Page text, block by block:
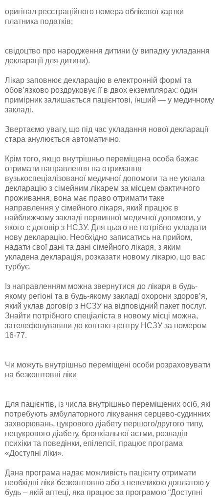
оригінал реєстраційного номера облікової картки
платника податків;
свідоцтво про народження дитини (у випадку укладання
декларації для дитини).
Лікар заповнює декларацію в електронній формі та
обов’язково роздруковує її в двох екземплярах: один
примірник залишається пацієнтові, інший — у медичному
закладі.
Звертаємо увагу, що під час укладання нової декларації
стара анулюється автоматично.
Крім того, якщо внутрішньо переміщена особа бажає
отримати направлення на отримання
вузькоспеціалізованої медичної допомоги та не уклала
декларацію з сімейним лікарем за місцем фактичного
проживання, вона має право отримати таке
направлення у сімейного лікаря, який працює в
найближчому закладі первинної медичної допомоги, у
якого є договір з НСЗУ. Для цього не потрібно укладати
нову декларацію. Необхідно записатись на прийом,
надати свої дані та дані сімейного лікаря, з яким
укладена декларація, розказати новому лікарю, що вас
турбує.
Із направленням можна звернутися до лікаря в будь-
якому регіоні та в будь-якому закладі охорони здоров’я,
який уклав договір з НСЗУ на відповідний пакет послуг.
Знайти потрібного спеціаліста в новому місці можна,
зателефонувавши до контакт-центру НСЗУ за номером
16-77.
Чи можуть внутрішньо переміщені особи розраховувати
на безкоштовні ліки
Для пацієнтів, із числа внутрішньо переміщених осіб, які
потребують амбулаторного лікування серцево-судинних
захворювань, цукрового діабету першого/другого типу,
нецукрового діабету, бронхіальної астми, розладів
психіки та поведінки, епілепсії, працює програма
«Доступні ліки».
Дана програма надає можливість пацієнту отримати
необхідні ліки безкоштовно або з невеликою доплатою у
будь – якій аптеці, яка працює за програмою “Доступні